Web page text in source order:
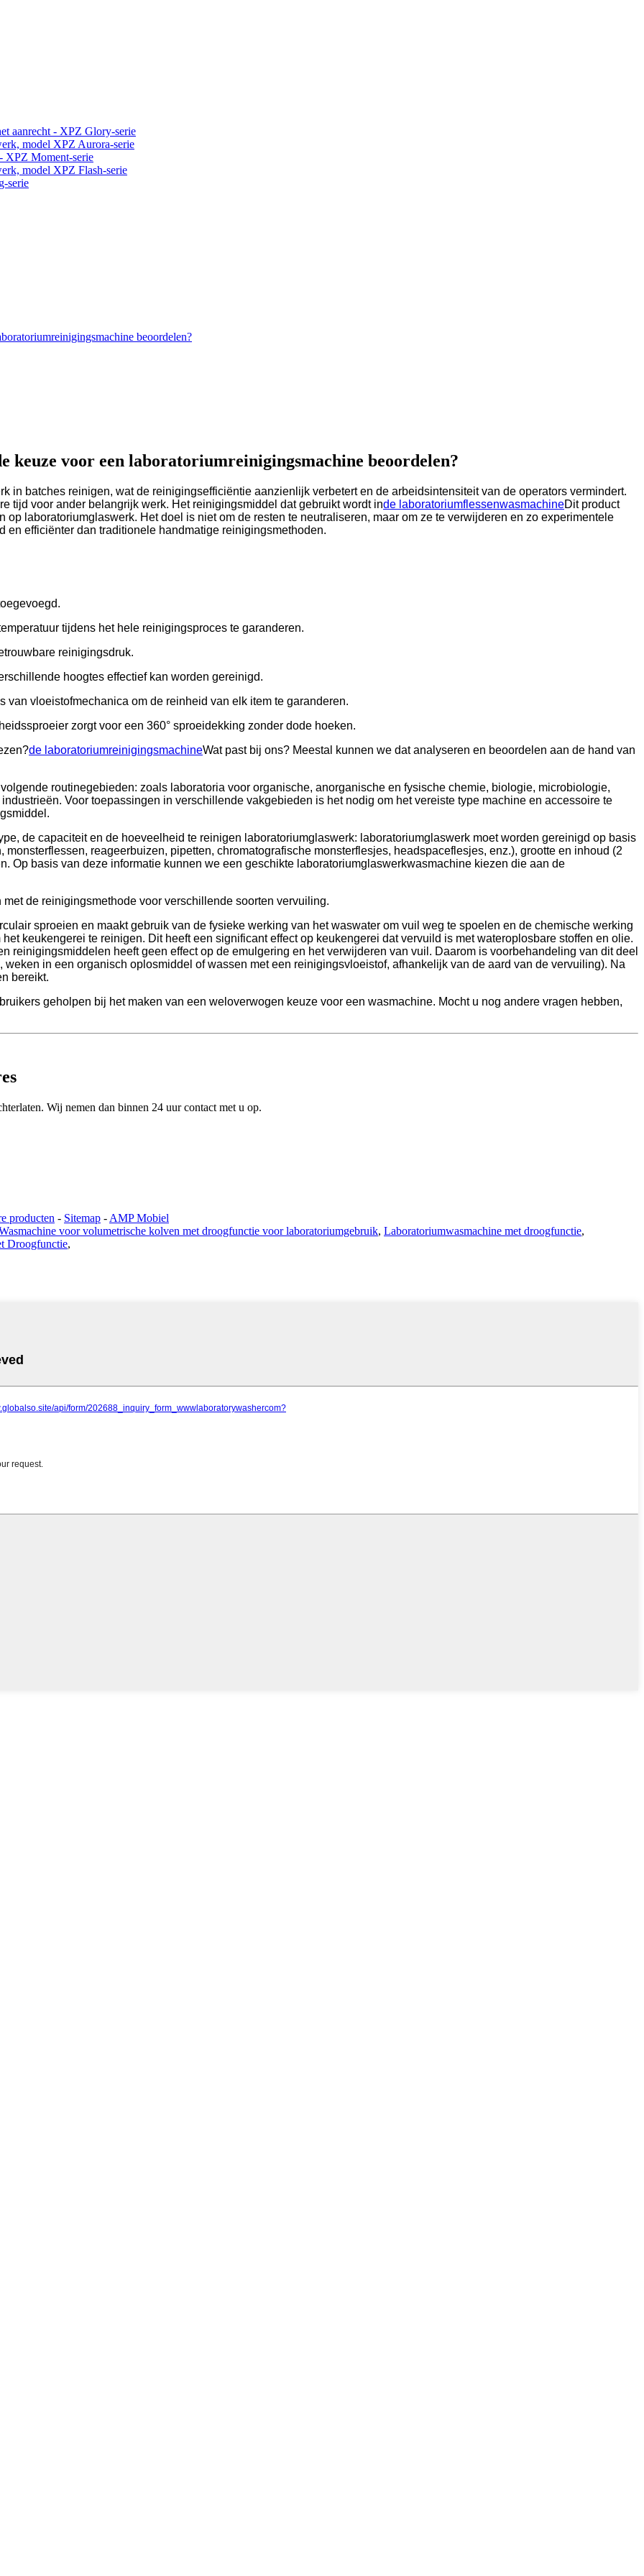
aanrecht - XPZ Glory-serie
model XPZ Aurora-serie
XPZ Moment-serie
model XPZ Flash-serie
serie
beoordelen?
keuze voor een laboratoriumreinigingsmachine beoordelen?
in batches reinigen, wat de reinigingsefficiëntie aanzienlijk verbetert en de arbeidsintensiteit van de operators vermindert.
tijd voor ander belangrijk werk. Het reinigingsmiddel dat gebruikt wordt inde laboratoriumflessenwasmachineDit product
laboratoriumglaswerk. Het doel is niet om de resten te neutraliseren, maar om ze te verwijderen en zo experimentele
efficiënter dan traditionele handmatige reinigingsmethoden.
tijdens het hele reinigingsproces te garanderen.
reinigingsdruk.
hoogtes effectief kan worden gereinigd.
vloeistofmechanica om de reinheid van elk item te garanderen.
zorgt voor een 360° sproeidekking zonder dode hoeken.
de laboratoriumreinigingsmachineWat past bij ons? Meestal kunnen we dat analyseren en beoordelen aan de hand van
routinegebieden: zoals laboratoria voor organische, anorganische en fysische chemie, biologie, microbiologie,
Voor toepassingen in verschillende vakgebieden is het nodig om het vereiste type machine en accessoire te
de capaciteit en de hoeveelheid te reinigen laboratoriumglaswerk: laboratoriumglaswerk moet worden gereinigd op basis
reageerbuizen, pipetten, chromatografische monsterflesjes, headspaceflesjes, enz.), grootte en inhoud (2
Op basis van deze informatie kunnen we een geschikte laboratoriumglaswerkwasmachine kiezen die aan de
de reinigingsmethode voor verschillende soorten vervuiling.
sproeien en maakt gebruik van de fysieke werking van het waswater om vuil weg te spoelen en de chemische werking
keukengerei te reinigen. Dit heeft een significant effect op keukengerei dat vervuild is met wateroplosbare stoffen en olie.
reinigingsmiddelen heeft geen effect op de emulgering en het verwijderen van vuil. Daarom is voorbehandeling van dit deel
in een organisch oplosmiddel of wassen met een reinigingsvloeistof, afhankelijk van de aard van de vervuiling). Na
bereikt.
geholpen bij het maken van een weloverwogen keuze voor een wasmachine. Mocht u nog andere vragen hebben,
Wij nemen dan binnen 24 uur contact met u op.
producten - Sitemap - AMP Mobiel
voor volumetrische kolven met droogfunctie voor laboratoriumgebruik, Laboratoriumwasmachine met droogfunctie,
Droogfunctie,